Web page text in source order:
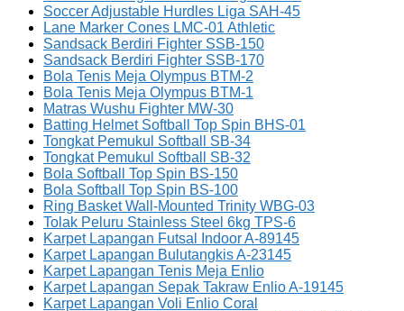
Soccer Adjustable Hurdles Liga SAH-45
Lane Marker Cones LMC-01 Athletic
Sandsack Berdiri Fighter SSB-150
Sandsack Berdiri Fighter SSB-170
Bola Tenis Meja Olympus BTM-2
Bola Tenis Meja Olympus BTM-1
Matras Wushu Fighter MW-30
Batting Helmet Softball Top Spin BHS-01
Tongkat Pemukul Softball SB-34
Tongkat Pemukul Softball SB-32
Bola Softball Top Spin BS-150
Bola Softball Top Spin BS-100
Ring Basket Wall-Mounted Trinity WBG-03
Tolak Peluru Stainless Steel 6kg TPS-6
Karpet Lapangan Futsal Indoor A-89145
Karpet Lapangan Bulutangkis A-23145
Karpet Lapangan Tenis Meja Enlio
Karpet Lapangan Sepak Takraw Enlio A-19145
Karpet Lapangan Voli Enlio Coral